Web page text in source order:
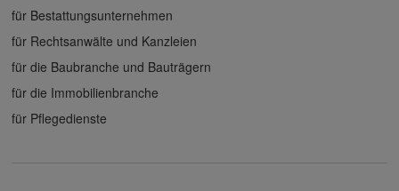
für Bestattungsunternehmen
für Rechtsanwälte und Kanzleien
für die Baubranche und Bauträgern
für die Immobilienbranche
für Pflegedienste